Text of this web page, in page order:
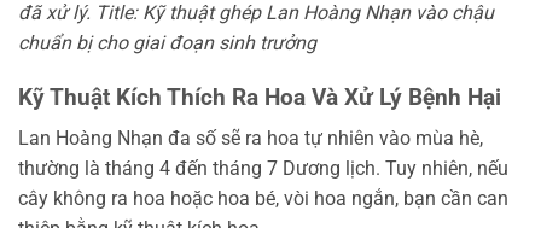
đã xử lý. Title: Kỹ thuật ghép Lan Hoàng Nhạn vào chậu
chuẩn bị cho giai đoạn sinh trưởng
Kỹ Thuật Kích Thích Ra Hoa Và Xử Lý Bệnh Hại
Lan Hoàng Nhạn đa số sẽ ra hoa tự nhiên vào mùa hè,
thường là tháng 4 đến tháng 7 Dương lịch. Tuy nhiên, nếu
cây không ra hoa hoặc hoa bé, vòi hoa ngắn, bạn cần can